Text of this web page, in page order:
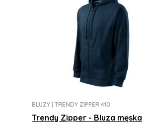
BLUZY TRENDY ZIPPER 410
Trendy Zipper - Bluza męska